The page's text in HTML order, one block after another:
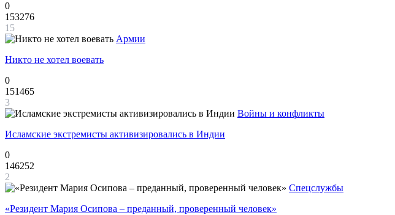
0
153276
15
Армии
Никто не хотел воевать
0
151465
3
Войны и конфликты
Исламские экстремисты активизировались в Индии
0
146252
2
Спецслужбы
«Резидент Мария Осипова – преданный, проверенный человек»